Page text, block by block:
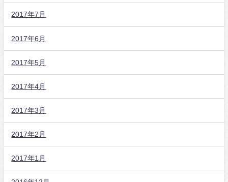
2017年7月
2017年6月
2017年5月
2017年4月
2017年3月
2017年2月
2017年1月